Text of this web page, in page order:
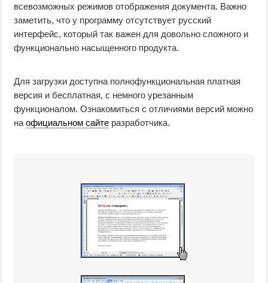
всевозможных режимов отображения документа. Важно
заметить, что у программу отсутствует русский
интерфейс, который так важен для довольно сложного и
функционально насыщенного продукта.
Для загрузки доступна полнофункциональная платная
версия и бесплатная, с немного урезанным
функционалом. Ознакомиться с отличиями версий можно
на официальном сайте разработчика.